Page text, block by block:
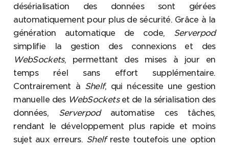
désérialisation des données sont gérées
automatiquement pour plus de sécurité. Grâce à la
génération automatique de code, Serverpod
simplifie la gestion des connexions et des
WebSockets, permettant des mises à jour en
temps réel sans effort supplémentaire.
Contrairement à Shelf, qui nécessite une gestion
manuelle des WebSocketset de la sérialisation des
données, Serverpodautomatise ces tâches,
rendant le développement plus rapide et moins
sujet aux erreurs. Shelfreste toutefois une option